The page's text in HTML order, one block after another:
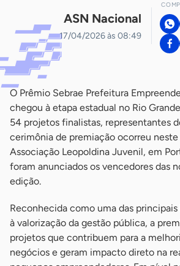
ASN Nacional
17/04/2026 às 08:49
O Prêmio Sebrae Prefeitura
chegou à etapa estadual no Rio
54 projetos finalistas, representantes
cerimônia de premiação ocorreu neste
Associação Leopoldina Juvenil, em
foram anunciados os vencedores das
edição.
Reconhecida como uma das
à valorização da gestão pública, a
projetos que contribuem para a
negócios e geram impacto direto na